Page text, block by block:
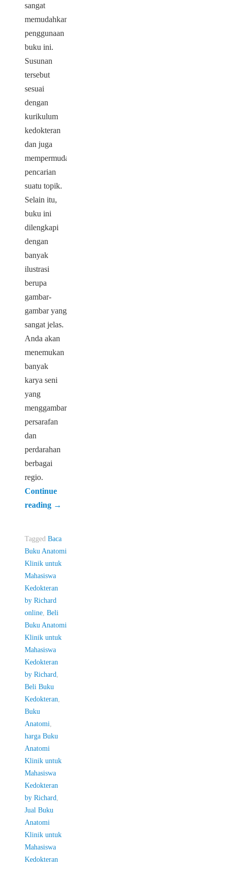
sangat
memudahkan
penggunaan
buku ini.
Susunan
tersebut
sesuai
dengan
kurikulum
kedokteran
dan juga
mempermudah
pencarian
suatu topik.
Selain itu,
buku ini
dilengkapi
dengan
banyak
ilustrasi
berupa
gambar-
gambar yang
sangat jelas.
Anda akan
menemukan
banyak
karya seni
yang
menggambarkan
persarafan
dan
perdarahan
berbagai
regio.
Continue
reading →
Tagged Baca
Buku Anatomi
Klinik untuk
Mahasiswa
Kedokteran
by Richard
online Beli
Buku Anatomi
Klinik untuk
Mahasiswa
Kedokteran
by Richard
Beli Buku
Kedokteran
Buku
Anatomi
harga Buku
Anatomi
Klinik untuk
Mahasiswa
Kedokteran
by Richard
Jual Buku
Anatomi
Klinik untuk
Mahasiswa
Kedokteran